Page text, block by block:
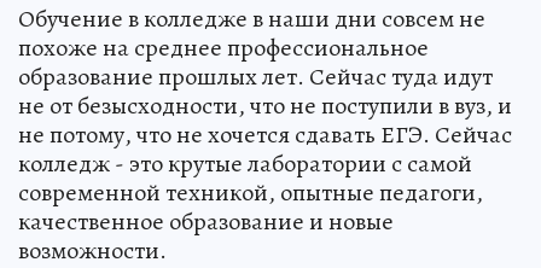
Обучение в колледже в наши дни совсем не
похоже на среднее профессиональное
образование прошлых лет. Сейчас туда идут
не от безысходности, что не поступили в вуз, и
не потому, что не хочется сдавать ЕГЭ. Сейчас
колледж - это крутые лаборатории с самой
современной техникой, опытные педагоги,
качественное образование и новые
возможности.